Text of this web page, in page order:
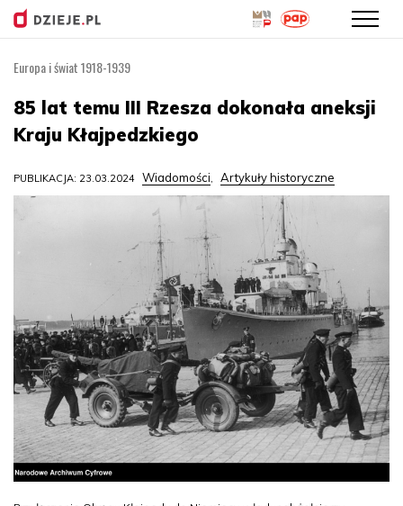
treści
Europa i świat 1918-1939
85 lat temu III Rzesza dokonała aneksji
Kraju Kłajpedzkiego
PUBLIKACJA: 23.03.2024 Wiadomości, Artykuły historyczne